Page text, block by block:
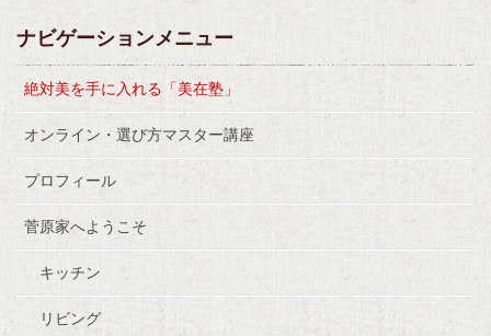
ナビゲーションメニュー
絶対美を手に入れる「美在塾」
オンライン・選び方マスター講座
プロフィール
菅原家へようこそ
キッチン
リビング